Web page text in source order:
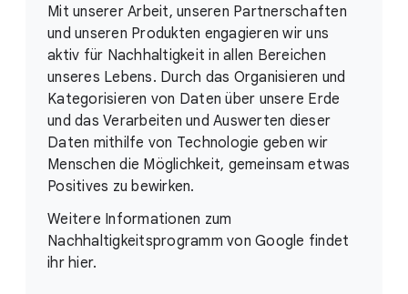
Mit unserer Arbeit, unseren Partnerschaften
und unseren Produkten engagieren wir uns
aktiv für Nachhaltigkeit in allen Bereichen
unseres Lebens. Durch das Organisieren und
Kategorisieren von Daten über unsere Erde
und das Verarbeiten und Auswerten dieser
Daten mithilfe von Technologie geben wir
Menschen die Möglichkeit, gemeinsam etwas
Positives zu bewirken.
Weitere Informationen zum
Nachhaltigkeitsprogramm von Google findet
ihr hier.